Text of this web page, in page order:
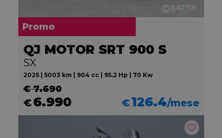
Promo
QJ MOTOR SRT 900 S
SX
2025 | 5003 km | 904 cc | 95.2 Hp | 70 Kw
€ 7.690
€6.990 €126.4/mese